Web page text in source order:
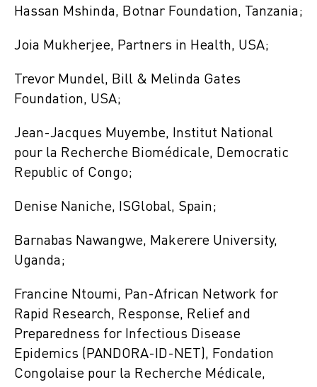
Hassan Mshinda, Botnar Foundation, Tanzania;
Joia Mukherjee, Partners in Health, USA;
Trevor Mundel, Bill & Melinda Gates
Foundation, USA;
Jean-Jacques Muyembe, Institut National
pour la Recherche Biomédicale, Democratic
Republic of Congo;
Denise Naniche, ISGlobal, Spain;
Barnabas Nawangwe, Makerere University,
Uganda;
Francine Ntoumi, Pan-African Network for
Rapid Research, Response, Relief and
Preparedness for Infectious Disease
Epidemics (PANDORA-ID-NET), Fondation
Congolaise pour la Recherche Médicale,